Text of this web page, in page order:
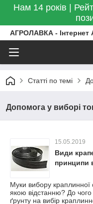
Нам 14 років |
АГРОЛАВКА - Інтернет
Статті по темі
Допомога у виборі
15.05.2019
Види
принципи
Муки вибору
якою відстанню? До
ґрунту на вибір